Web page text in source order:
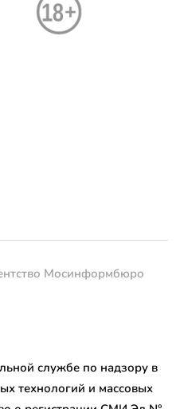
Мосинформбюро
службе по надзору в
технологий и массовых